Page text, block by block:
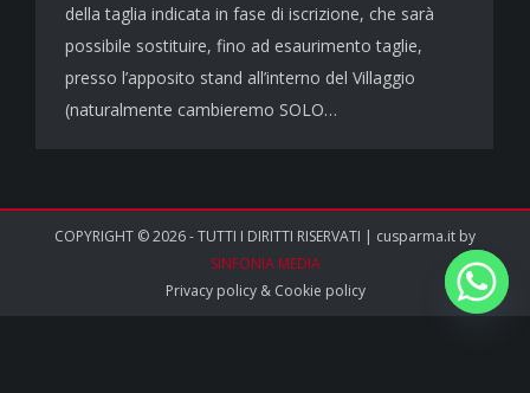
della taglia indicata in fase di iscrizione, che sarà
possibile sostituire, fino ad esaurimento taglie,
presso l’apposito stand all’interno del Villaggio
(naturalmente cambieremo SOLO…
COPYRIGHT © 2026 - TUTTI I DIRITTI RISERVATI | cusparma.it by
SINFONIA MEDIA
Privacy policy& Cookie policy